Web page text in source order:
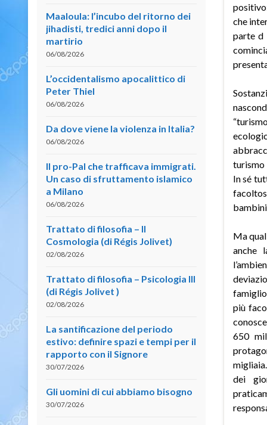
che
parte d
turismo
In sé
Ma
anche
più
650
dei
Maaloula: l’incubo del ritorno dei
jihadisti, tredici anni dopo il
martirio
06/08/2026
L’occidentalismo apocalittico di
Peter Thiel
06/08/2026
Da dove viene la violenza in Italia?
06/08/2026
Il pro-Pal che trafficava immigrati.
Un caso di sfruttamento islamico
a Milano
06/08/2026
Trattato di filosofia – II
Cosmologia (di Régis Jolivet)
02/08/2026
Trattato di filosofia – Psicologia III
(di Régis Jolivet )
02/08/2026
La santificazione del periodo
estivo: definire spazi e tempi per il
rapporto con il Signore
30/07/2026
Gli uomini di cui abbiamo bisogno
30/07/2026